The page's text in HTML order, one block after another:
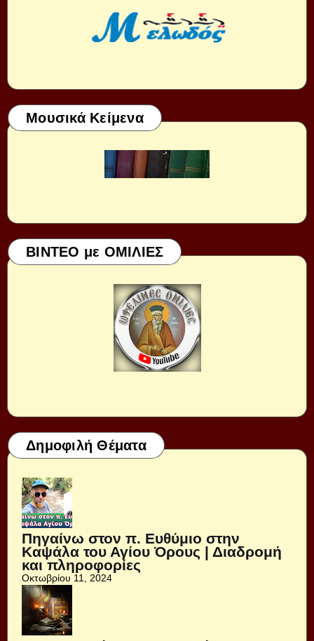
Μουσικά Κείμενα
ΒΙΝΤΕΟ με ΟΜΙΛΙΕΣ
Δημοφιλή Θέματα
Πηγαίνω στον π. Ευθύμιο στην
Καψάλα του Αγίου Όρους | Διαδρομή
και πληροφορίες
Οκτωβρίου 11, 2024